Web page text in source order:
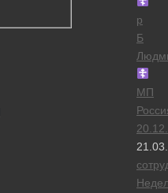
р
Б
МП